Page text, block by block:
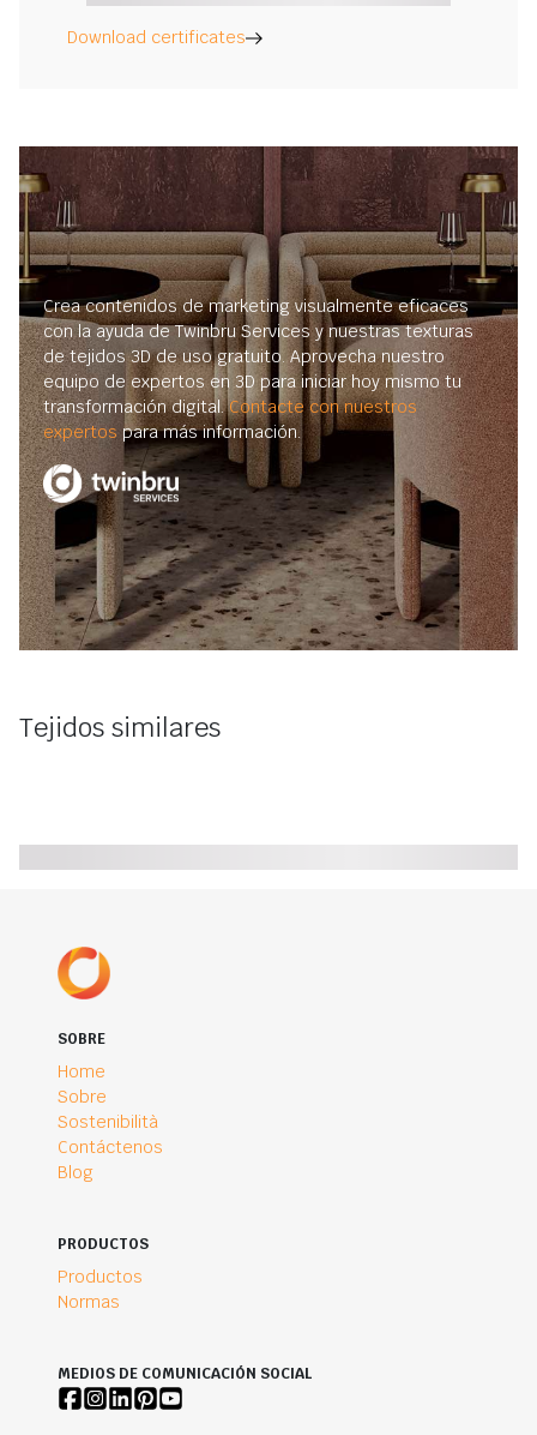
Download certificates
Crea contenidos de marketing visualmente eficaces
con la ayuda de Twinbru Services y nuestras texturas
de tejidos 3D de uso gratuito. Aprovecha nuestro
equipo de expertos en 3D para iniciar hoy mismo tu
transformación digital.Contacte con nuestros
expertos para más información.
Tejidos similares
SOBRE
Home
Sobre
Sostenibilità
Contáctenos
Blog
PRODUCTOS
Productos
Normas
MEDIOS DE COMUNICACIÓN SOCIAL